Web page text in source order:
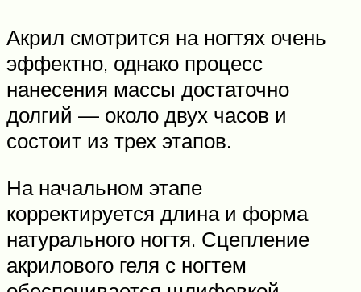
Акрил смотрится на ногтях очень
эффектно, однако процесс
нанесения массы достаточно
долгий — около двух часов и
состоит из трех этапов.
На начальном этапе
корректируется длина и форма
натурального ногтя. Сцепление
акрилового геля с ногтем